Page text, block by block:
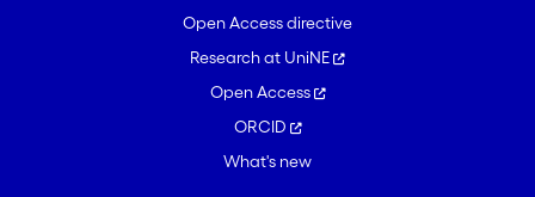
Open Access directive
Research at UniNE
Open Access
ORCID
What's new